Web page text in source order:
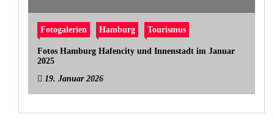
Fotogalerien Hamburg Tourismus
Fotos Hamburg Hafencity und Innenstadt im Januar
2025
19. Januar 2026